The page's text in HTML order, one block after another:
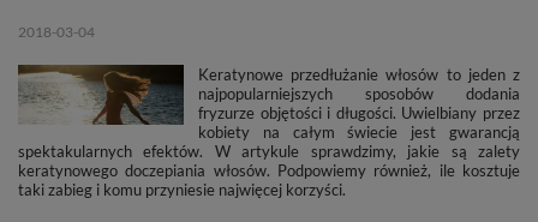
2018-03-04
Keratynowe przedłużanie włosów to jeden z
najpopularniejszych sposobów dodania
fryzurze objętości i długości. Uwielbiany przez
kobiety na całym świecie jest gwarancją
spektakularnych efektów. W artykule sprawdzimy, jakie są zalety
keratynowego doczepiania włosów. Podpowiemy również, ile kosztuje
taki zabieg i komu przyniesie najwięcej korzyści.